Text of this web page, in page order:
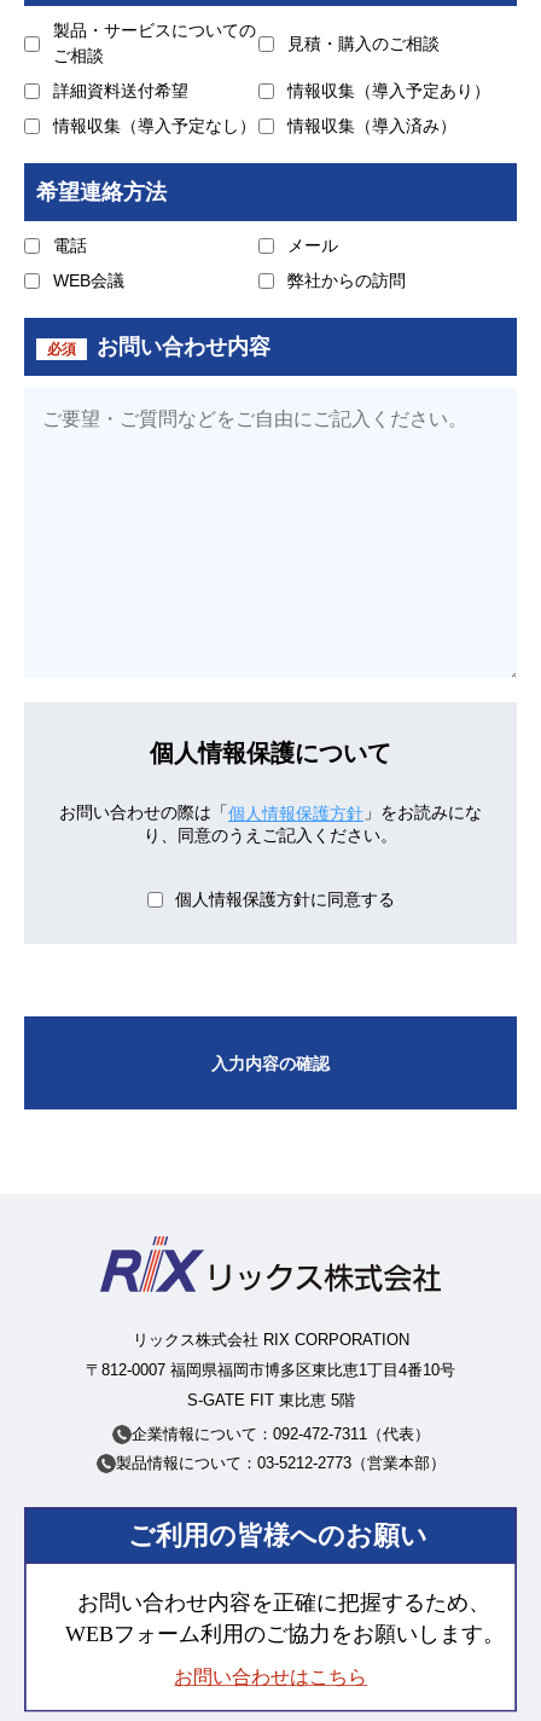
製品・サービスについての
ご相談
見積・購入のご相談
詳細資料送付希望
情報収集（導入予定あり）
情報収集（導入予定なし）
情報収集（導入済み）
希望連絡方法
電話
メール
WEB会議
弊社からの訪問
必須 お問い合わせ内容
個人情報保護について
お問い合わせの際は「個人情報保護方針 」をお読みにな
り、同意のうえご記入ください。
個人情報保護方針に同意する
入力内容の確認
リックス株式会社 RIX CORPORATION
〒812-0007 福岡県福岡市博多区東比恵1丁目4番10号
S-GATE FIT 東比恵 5階
企業情報について：092-472-7311（代表）
製品情報について：03-5212-2773（営業本部）